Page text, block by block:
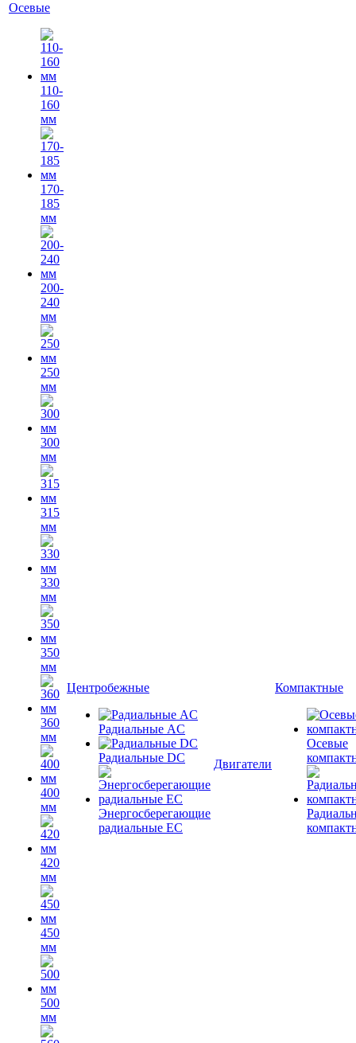
Осевые
110-
160
мм
170-
185
мм
200-
240
мм
250
мм
300
мм
315
мм
330
мм
350
мм
360
мм
400
мм
420
мм
450
мм
500
мм
Центробежные
Радиальные AC
Радиальные DC
Энергосберегающие
радиальные EC
Двигатели
Компактные
Осевые